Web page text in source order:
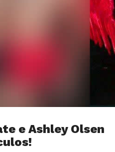
e Ashley Olsen